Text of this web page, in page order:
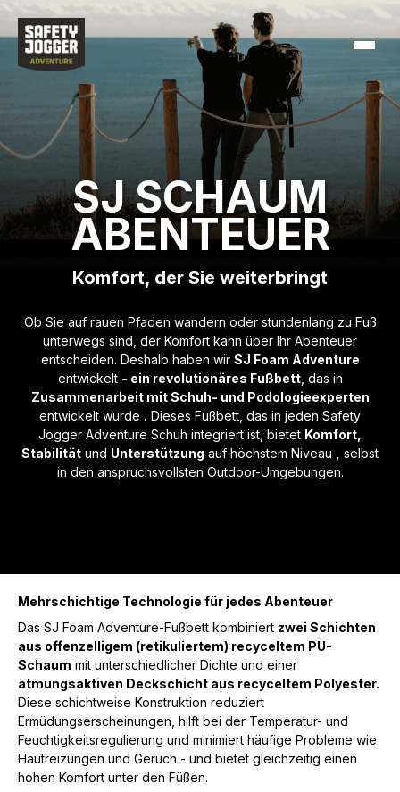
Schuhe
Erkunden Sie
Händler-Login
Works
SJ Lifestyle
Deutsch
SJ SCHAUM
ABENTEUER
Komfort, der Sie weiterbringt
Ob Sie auf rauen Pfaden wandern oder stundenlang zu Fuß
unterwegs sind, der Komfort kann über Ihr Abenteuer
entscheiden. Deshalb haben wir SJ Foam Adventure
entwickelt - ein revolutionäres Fußbett, das in
Zusammenarbeit mit Schuh- und Podologieexperten
entwickelt wurde . Dieses Fußbett, das in jeden Safety
Jogger Adventure Schuh integriert ist, bietet Komfort,
Stabilität und Unterstützung auf höchstem Niveau
selbst
in den anspruchsvollsten Outdoor-Umgebungen.
Mehrschichtige Technologie für jedes Abenteuer
Das SJ Foam Adventure-Fußbett kombiniert zwei Schichten
aus offenzelligem (retikuliertem) recyceltem PU-
Schaum mit unterschiedlicher Dichte und einer
atmungsaktiven Deckschicht aus recyceltem Polyester.
Diese schichtweise Konstruktion reduziert
Ermüdungserscheinungen, hilft bei der Temperatur- und
Feuchtigkeitsregulierung und minimiert häufige Probleme wie
Hautreizungen und Geruch - und bietet gleichzeitig einen
hohen Komfort unter den Füßen.